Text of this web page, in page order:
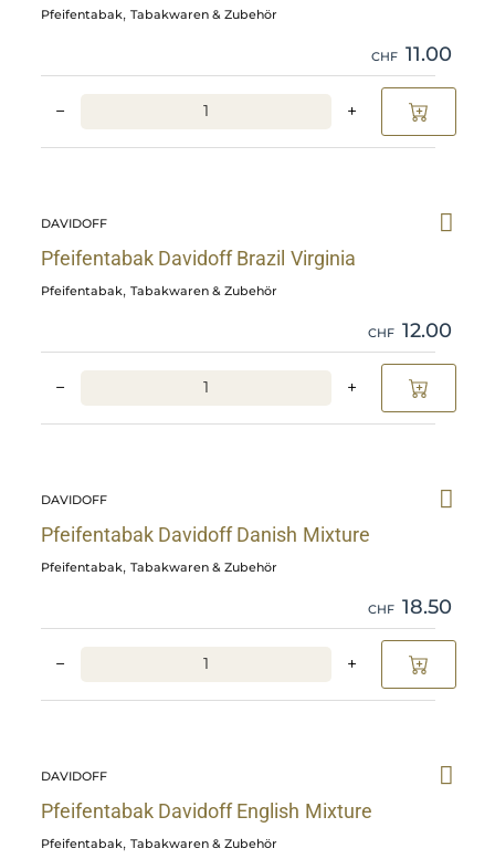
Cavendish
Pfeifentabak, Tabakwaren & Zubehör
CHF 11.00
− +
Davidoff
Brazil
Virginia
DAVIDOFF
Pfeifentabak Davidoff Brazil Virginia
Pfeifentabak, Tabakwaren & Zubehör
CHF 12.00
− +
Davidoff
Danish
Mixture
DAVIDOFF
Pfeifentabak Davidoff Danish Mixture
Pfeifentabak, Tabakwaren & Zubehör
CHF 18.50
− +
Davidoff
English
Mixture
DAVIDOFF
Pfeifentabak Davidoff English Mixture
Pfeifentabak, Tabakwaren & Zubehör